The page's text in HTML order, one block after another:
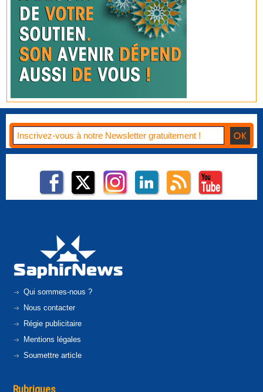
Qui sommes-nous ?
Nous contacter
Régie publicitaire
Mentions légales
Soumettre article
Rubriques